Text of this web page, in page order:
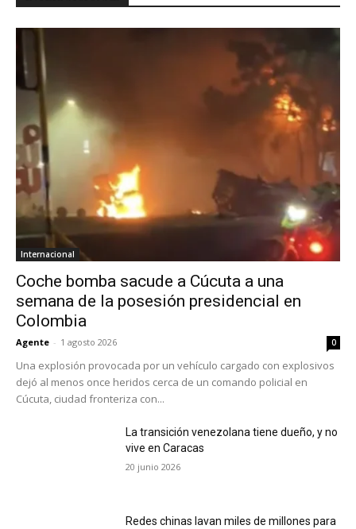
Internacional
Coche bomba sacude a Cúcuta a una
semana de la posesión presidencial en
Colombia
Agente - 1 agosto 2026 0
Una explosión provocada por un vehículo cargado con explosivos
dejó al menos once heridos cerca de un comando policial en
Cúcuta, ciudad fronteriza con...
La transición venezolana tiene dueño, y no
vive en Caracas
20 junio 2026
Redes chinas lavan miles de millones para